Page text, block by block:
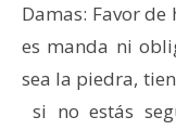
Damas: Favor
es manda ni
sea la piedra,
si no estás